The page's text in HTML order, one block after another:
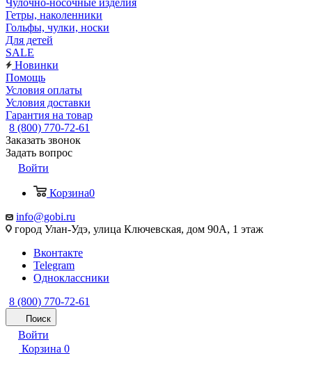
Чулочно-носочные изделия
Гетры, наколенники
Гольфы, чулки, носки
Для детей
SALE
Новинки
Помощь
Условия оплаты
Условия доставки
Гарантия на товар
8 (800) 770-72-61
Заказать звонок
Задать вопрос
Войти
Корзина0
info@gobi.ru
город Улан-Удэ, улица Ключевская, дом 90А, 1 этаж
Вконтакте
Telegram
Одноклассники
8 (800) 770-72-61
Поиск
Войти
Корзина 0